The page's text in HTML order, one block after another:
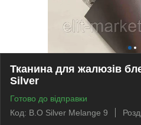
Тканина для жалюзів
Silver
Готово до відправки
Код: B.O Silver Melange 9